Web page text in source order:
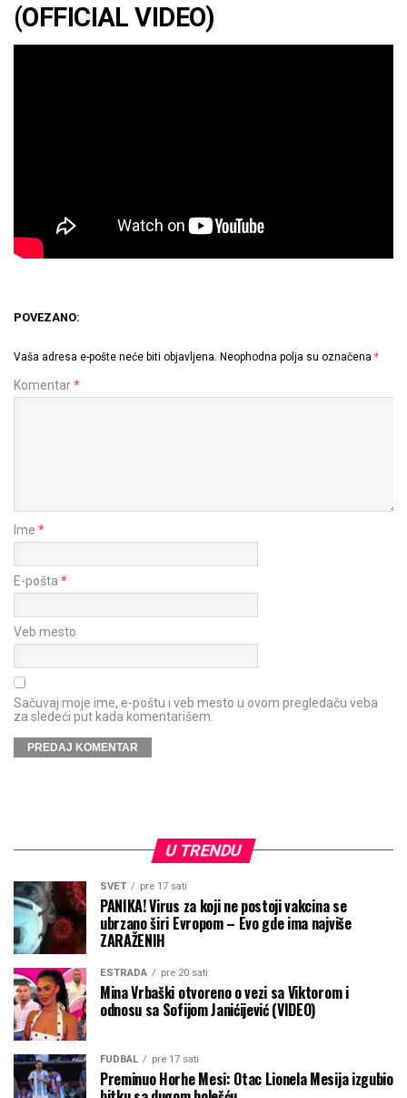
(OFFICIAL VIDEO)
POVEZANO:
Vaša adresa e-pošte neće biti objavljena. Neophodna polja su označena *
Komentar*
Ime *
E-pošta *
Veb mesto
Sačuvaj moje ime, e-poštu i veb mesto u ovom pregledaču veba
za sledeći put kada komentarišem.
U TRENDU
SVET pre 17 sati
PANIKA! Virus za koji ne postoji vakcina se
ubrzano širi Evropom – Evo gde ima najviše
ZARAŽENIH
ESTRADA pre 20 sati
Mina Vrbaški otvoreno o vezi sa Viktorom i
odnosu sa Sofijom Janićijević (VIDEO)
FUDBAL pre 17 sati
Preminuo Horhe Mesi: Otac Lionela Mesija izgubio